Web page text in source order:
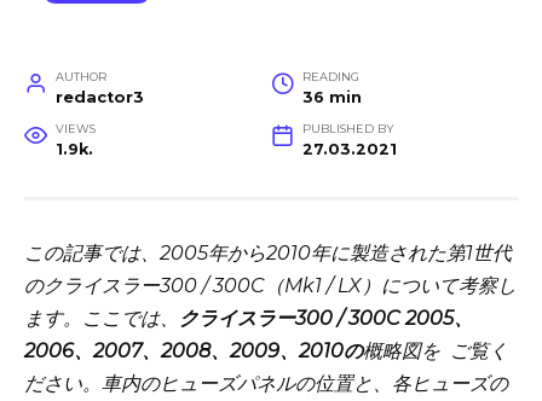
AUTHOR
redactor3
READING
36 min
VIEWS
1.9k.
PUBLISHED BY
27.03.2021
この記事では、2005年から2010年に製造された第1世代
のクライスラー300 / 300C（Mk1 / LX）について考察し
ます。ここでは、
クライスラー300 / 300C 2005、
2006、2007、2008、2009、2010の概略図を ご覧く
ださい。車内のヒューズパネルの位置と、各ヒューズの